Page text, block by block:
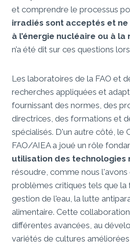
et comprendre le processus
irradiés sont acceptés et ne
à l’énergie nucléaire ou à
n’a été dit sur ces questions
Les laboratoires de la FAO et
recherches appliquées et
fournissant des normes, des
directrices, des formations et
spécialisés. D'un autre côté, le
FAO/AIEA a joué un rôle
utilisation des technologies
résoudre, comme nous
problèmes critiques tels que la
gestion de l'eau, la lutte
alimentaire. Cette
différentes avancées, au
variétés de cultures